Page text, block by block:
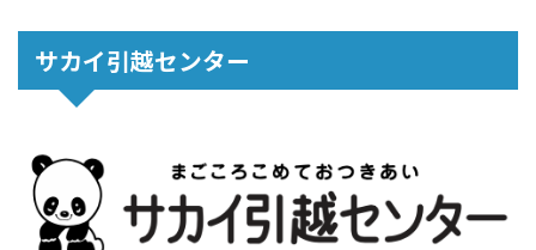
サカイ引越センター